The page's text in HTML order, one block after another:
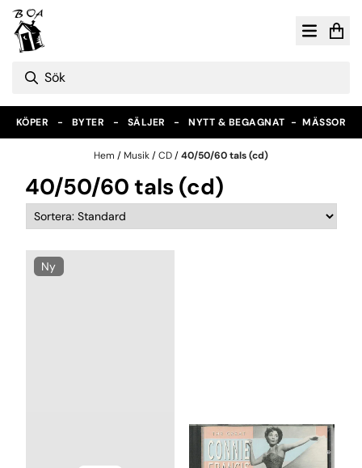
Hoppa till innehåll
KÖPER - BYTER - SÄLJER - NYTT & BEGAGNAT -MÄSSOR
Hem / Musik/CD/40/50/60 tals (cd)
40/50/60 tals (cd)
Ny